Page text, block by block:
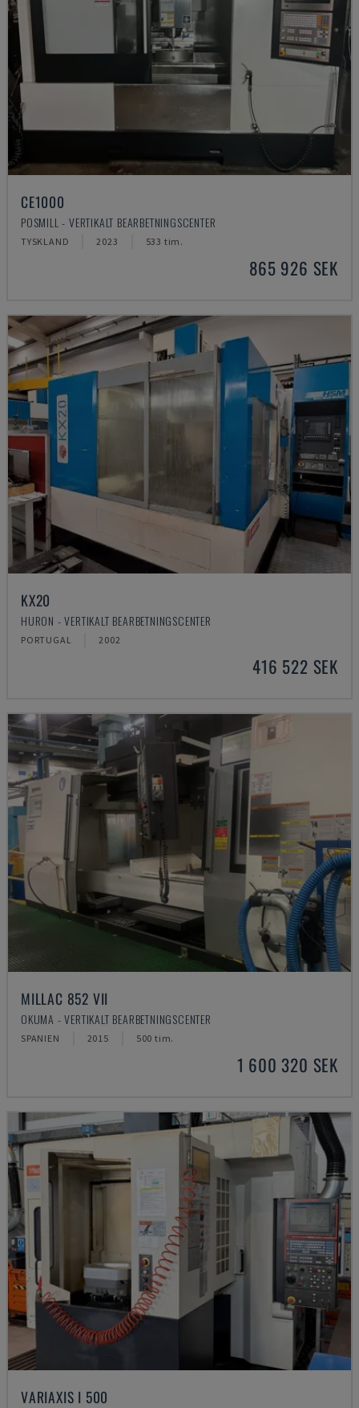
CE1000
POSMILL - VERTIKALT BEARBETNINGSCENTER
TYSKLAND 2023 533 tim.
865 926 SEK
KX20
HURON - VERTIKALT BEARBETNINGSCENTER
PORTUGAL 2002
416 522 SEK
MILLAC 852 VII
OKUMA - VERTIKALT BEARBETNINGSCENTER
SPANIEN 2015 500 tim.
1 600 320 SEK
VARIAXIS I 500